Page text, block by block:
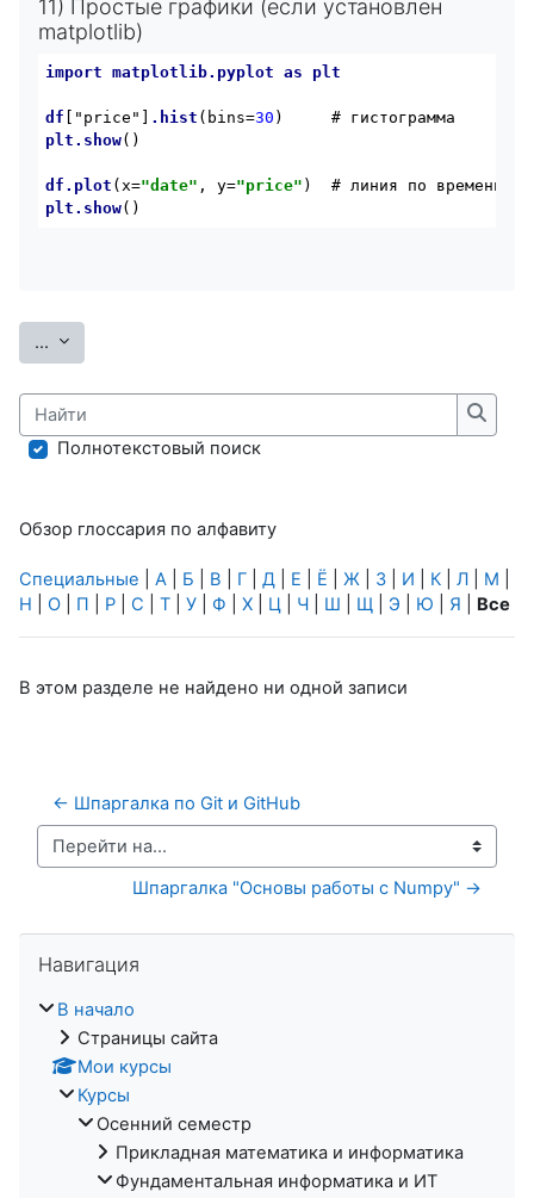
11) Простые графики (если установлен
matplotlib)
import matplotlib.pyplot as plt
df ["price"] .hist (bins=30
plt .show()
df .plot (x="date" , y="price"
plt .show()
... Экспорт записей
Найти
Найти
Полнотекстовый поиск
Обзор глоссария по алфавиту
Специальные А Б В Г Д Е Ё Ж З И К Л М
Н
О П Р С Т У Ф Х Ц Ч Ш Щ Э Ю Я Все
В этом разделе не найдено ни одной записи
← Шпаргалка по Git и GitHub
Перейти на...
Шпаргалка "Основы работы с Numpy" →
Навигация
В начало
Страницы сайта
Мои курсы
Курсы
Осенний семестр
Прикладная математика и информатика
Фундаментальная информатика и ИТ